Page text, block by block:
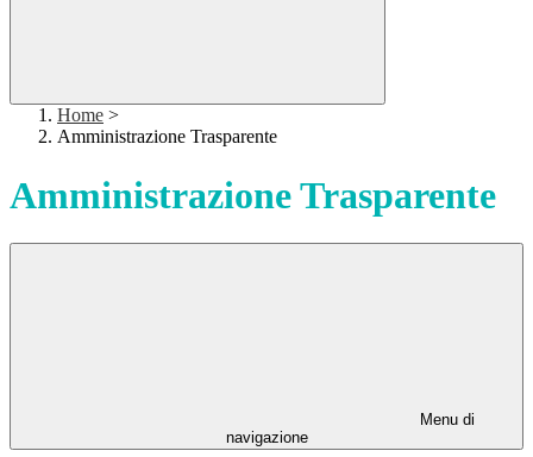
Home >
Amministrazione Trasparente
Amministrazione Trasparente
Menu di
navigazione